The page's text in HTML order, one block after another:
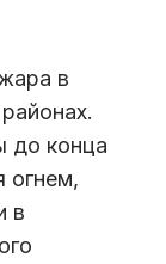
в
до конца
огнем,
в